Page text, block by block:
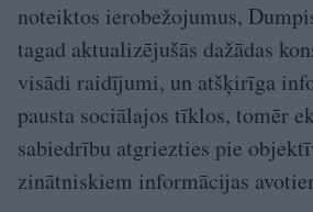
noteiktos ierobežojumus,
tagad aktualizējušās dažādas
visādi raidījumi, un atšķirīga
pausta sociālajos tīklos, tomēr
sabiedrību atgriezties pie
zinātniskiem informācijas